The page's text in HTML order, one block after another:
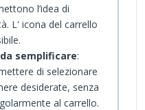
l’idea di
L' icona del carrello
semplificare:
di selezionare
desiderate, senza
al carrello.